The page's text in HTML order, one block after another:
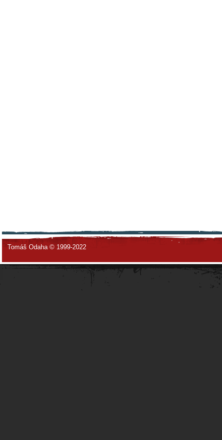
Tomáš Odaha © 1999-2022